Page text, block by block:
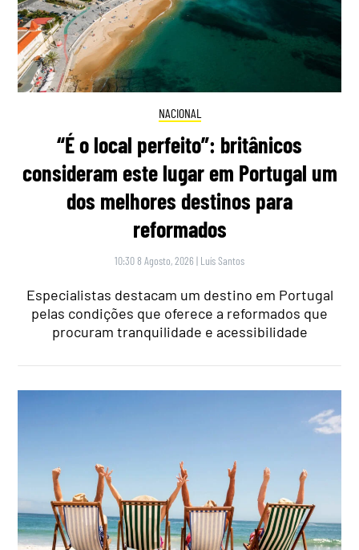
NACIONAL
“É o local perfeito”: britânicos
consideram este lugar em Portugal um
dos melhores destinos para
reformados
10:30 8 Agosto, 2026 | Luís Santos
Especialistas destacam um destino em Portugal
pelas condições que oferece a reformados que
procuram tranquilidade e acessibilidade